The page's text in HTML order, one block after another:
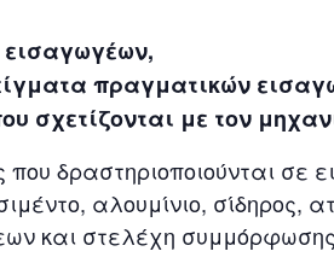
εισαγωγέων,
πραγματικών
σχετίζονται με τον
δραστηριοποιούνται σε
αλουμίνιο, σίδηρος,
και στελέχη